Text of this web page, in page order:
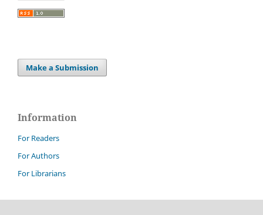
Make a Submission
Information
For Readers
For Authors
For Librarians